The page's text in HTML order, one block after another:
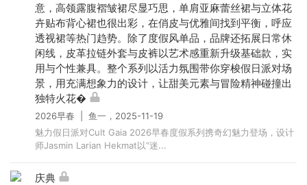
意，高领露腹褶皱裙尽显巧思，单肩亚麻蕾丝裙与立体花
卉贴布背心裙也很出彩，在俏皮与优雅间找到平衡，呼应
透视裙等热门趋势。除了度假风单品，品牌还拓展日常休
闲线，皮革拉链外套与皮裤以艺术感重新升级基础款，实
用与个性兼具。整个系列以活力氛围带你穿梭假日派对场
景，用充满想象力的设计，让甜美元素与冒险精神碰撞出
独特火花�
2026早春 | 鱼一，2025-11-19
魅力假日派对Cult Gaia 2026早春度假系列携奇幻魅力登场，设计
师Jasmin Larian Hekmat以“迷...
庆典